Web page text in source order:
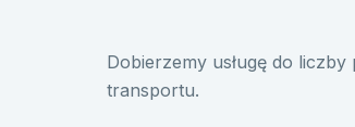
Dobierzemy usługę do
transportu.